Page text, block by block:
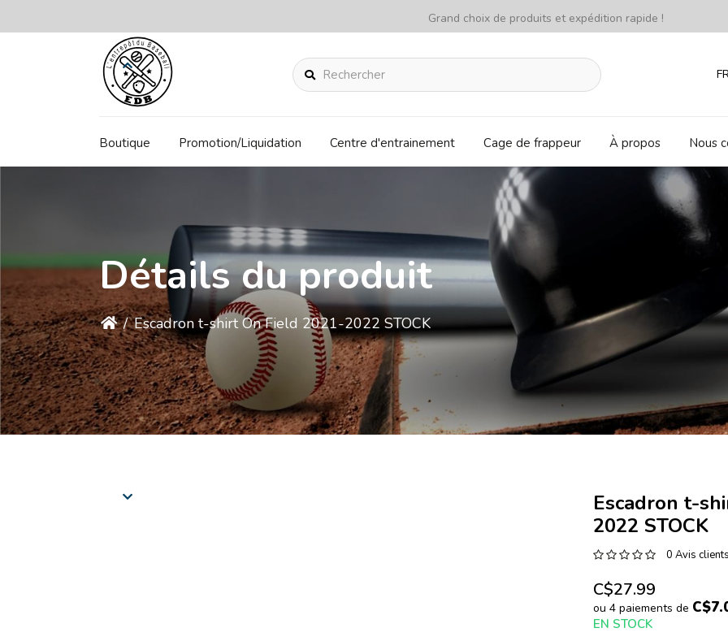
Grand choix de produits et expédition rapide !
Rechercher
Boutique Promotion/Liquidation Centre d'entrainement Cage de frappeur À propos Nous
Détails du produit
/ Escadron t-shirt On Field 2021-2022 STOCK
Escadron t-
2022 STOCK
0 Avis clients
C$27.99
ou 4 paiements de
EN STOCK